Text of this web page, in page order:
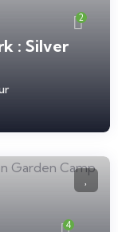
2
: Silver
4